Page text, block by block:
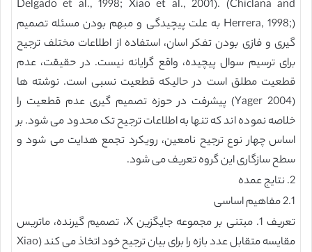
Delgado et al., 1998; Xiao et al., 2001). (Chiclana and
Herrera, 1998;) به علت پیچیدگی و مبهم بودن مسئله تصمیم
گیری و فازی بودن تفکر اسان، استفاده از اطلاعات مختلف ترجیح
برای ترسیم سوال پیچیده، واقع گرایانه نیست. در حقیقت، عدم
قطعیت مطلق است در حالیکه قطعیت نسبی است. نوشته ها
(Yager 2004) پیشرفت در حوزه تصمیم گیری عدم قطعیت را
خلاصه نموده اند که تنها به اطلاعات ترجیح تک محدود می شود. بر
اساس چهار نوع ترجیح نامعین، رویکرد تجمع هدایت می شود و
سطح سازگاری این گروه تعریف می شود.
2. نتایج عمده
2.1 مفاهیم اساسی
تعریف 1. مبتنی بر مجموعه جایگزین X، تصمیم گیرنده، ماتریس
مقایسه متقابل عدد بازه را برای بیان ترجیح خود اتخاذ می کند (Xiao